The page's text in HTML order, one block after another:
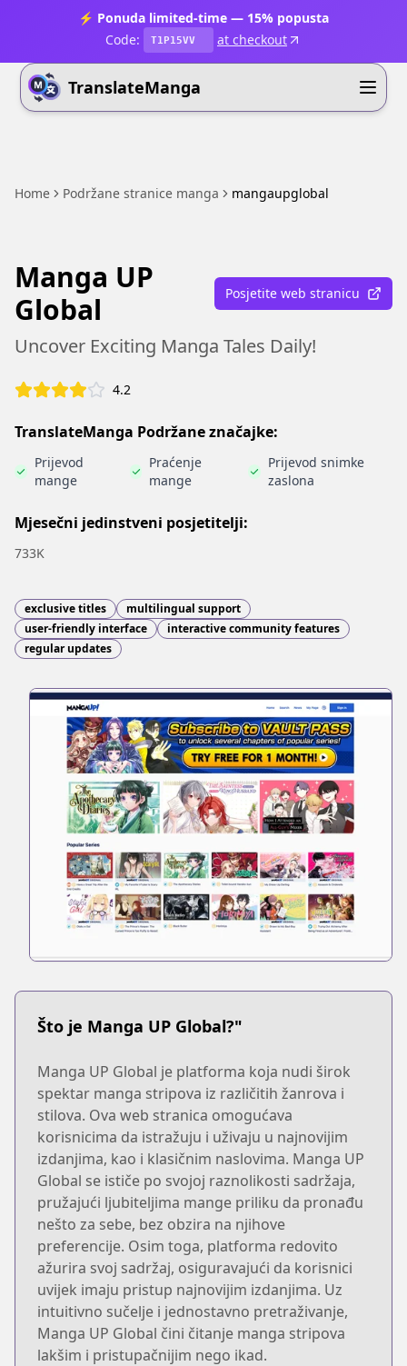
⚡ Ponuda limited-time — 15% popusta
Code:
T1P15VV at checkout
TranslateManga
Home Podržane stranice manga mangaupglobal
Manga UP
Global
Posjetite web stranicu
Uncover Exciting Manga Tales Daily!
4.2
TranslateManga Podržane značajke:
Prijevod
mange
Praćenje
mange
Prijevod snimke
zaslona
Mjesečni jedinstveni posjetitelji:
733K
exclusive titles
multilingual support
user-friendly interface
interactive community features
regular updates
Što je Manga UP Global?"
Manga UP Global je platforma koja nudi širok
spektar manga stripova iz različitih žanrova i
stilova. Ova web stranica omogućava
korisnicima da istražuju i uživaju u najnovijim
izdanjima, kao i klasičnim naslovima. Manga UP
Global se ističe po svojoj raznolikosti sadržaja,
pružajući ljubiteljima mange priliku da pronađu
nešto za sebe, bez obzira na njihove
preferencije. Osim toga, platforma redovito
ažurira svoj sadržaj, osiguravajući da korisnici
uvijek imaju pristup najnovijim izdanjima. Uz
intuitivno sučelje i jednostavno pretraživanje,
Manga UP Global čini čitanje manga stripova
lakšim i pristupačnijim nego ikad.